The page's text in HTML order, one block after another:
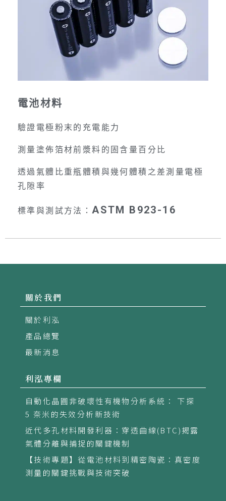
電池材料
驗證電極粉末的充電能力
測量塗佈箔材前漿料的固含量百分比
透過氣體比重瓶體積與幾何體積之差測量電極
孔隙率
標準與測試方法：ASTM B923-16
關於我們
關於利泓
產品總覽
最新消息
利泓專欄
自動化晶圓非破壞性有機物分析系統： 下探
5 奈米的失效分析新技術
近代多孔材料開發利器：穿透曲線(BTC)揭露
氣體分離與捕捉的關鍵機制
【技術專題】從電池材料到精密陶瓷：真密度
測量的關鍵挑戰與技術突破